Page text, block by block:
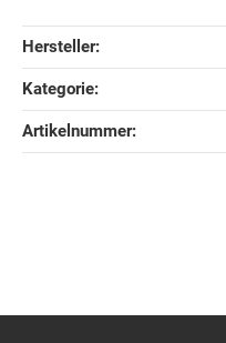
Hersteller:
Kategorie:
Artikelnummer: